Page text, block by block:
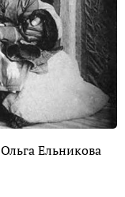
Ольга Ельникова